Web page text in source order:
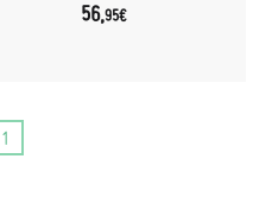
56,95€
1